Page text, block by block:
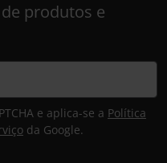
produtos e
e aplica-se a Política
da Google.